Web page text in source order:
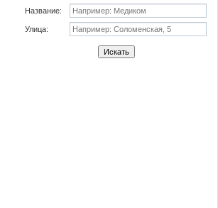
Название:
Улица:
Искать